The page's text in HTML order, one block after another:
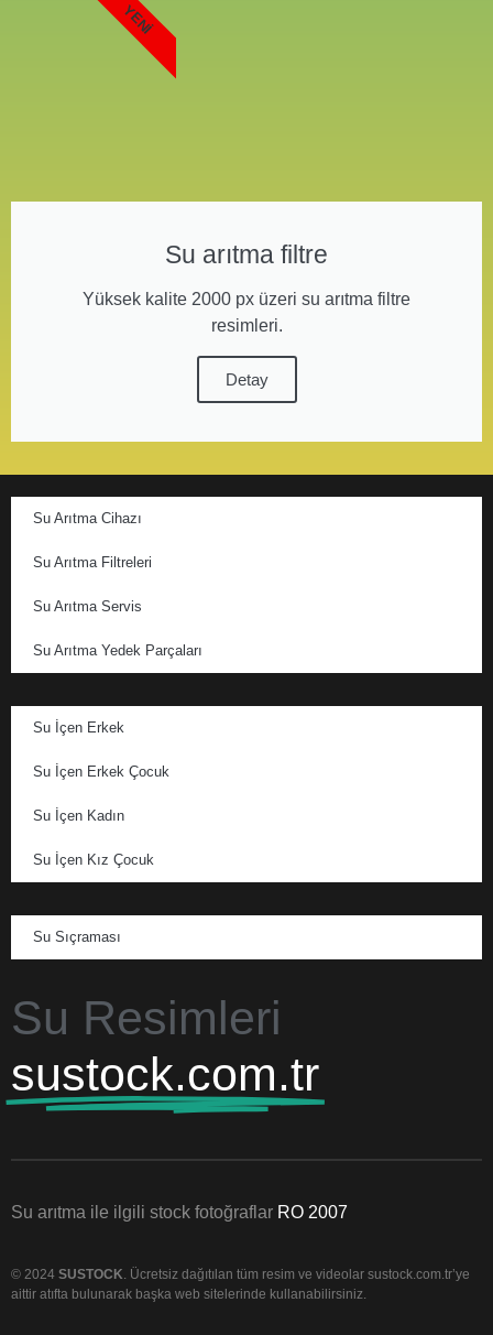
Su arıtma filtre
Yüksek kalite 2000 px üzeri su arıtma filtre
resimleri.
Detay
YENI
Su Arıtma Cihazı
Su Arıtma Filtreleri
Su Arıtma Servis
Su Arıtma Yedek Parçaları
Su İçen Erkek
Su İçen Erkek Çocuk
Su İçen Kadın
Su İçen Kız Çocuk
Su Sıçraması
Su Resimleri
sustock.com.tr
Su arıtma ile ilgili stock fotoğraflar RO 2007
© 2024 SUSTOCK . Ücretsiz dağıtılan tüm resim ve videolar sustock.com.tr’ye
aittir atıfta bulunarak başka web sitelerinde kullanabilirsiniz.